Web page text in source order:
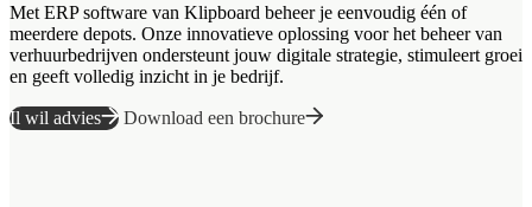
Met ERP software van Klipboard beheer je eenvoudig één of
meerdere depots. Onze innovatieve oplossing voor het beheer van
verhuurbedrijven ondersteunt jouw digitale strategie, stimuleert groei
en geeft volledig inzicht in je bedrijf.
Il wil advies Download een brochure